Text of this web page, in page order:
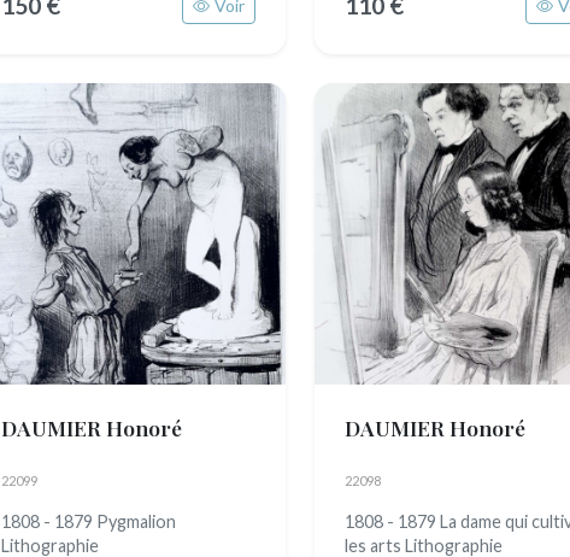
Voir
DAUMIER Honoré
22099
1808 - 1879 Pygmalion
Lithographie
DAUMIER Honoré
22098
1808 - 1879 La dame qui
les arts Lithographie